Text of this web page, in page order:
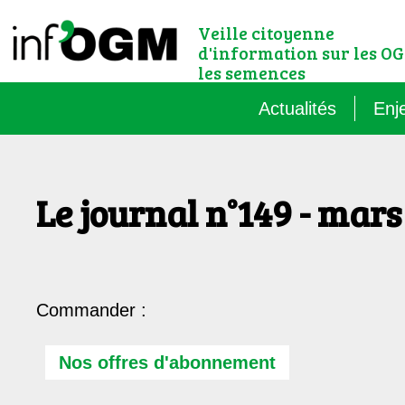
Veille citoyenne
d'information sur les
les semences
Actualités
Le journal n°149 -
Commander :
Nos offres d'abonnement